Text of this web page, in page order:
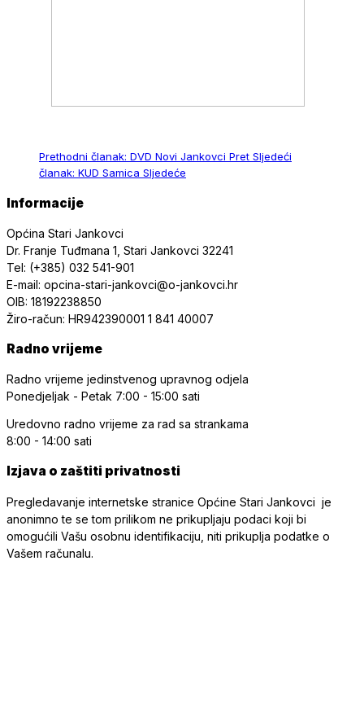
Prethodni članak: DVD Novi Jankovci Pret Sljedeći
članak: KUD Samica Sljedeće
Informacije
Općina Stari Jankovci
Dr. Franje Tuđmana 1, Stari Jankovci 32241
Tel: (+385) 032 541-901
E-mail: opcina-stari-jankovci@o-jankovci.hr
OIB: 18192238850
Žiro-račun: HR942390001 1 841 40007
Radno vrijeme
Radno vrijeme jedinstvenog upravnog odjela
Ponedjeljak - Petak 7:00 - 15:00 sati
Uredovno radno vrijeme za rad sa strankama
8:00 - 14:00 sati
Izjava o zaštiti privatnosti
Pregledavanje internetske stranice Općine Stari Jankovci je
anonimno te se tom prilikom ne prikupljaju podaci koji bi
omogućili Vašu osobnu identifikaciju, niti prikuplja podatke o
Vašem računalu.